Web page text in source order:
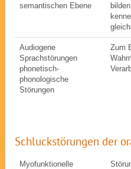
semantischen Ebene
Audiogene
Sprachstörungen
phonetisch-
phonologische
Störungen
Zum
Schluckstörungen der
Myofunktionelle